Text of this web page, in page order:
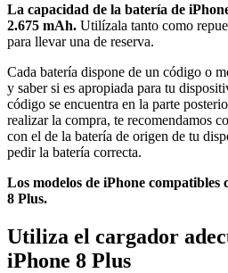
La capacidad de la batería de
2.675 mAh. Utilízala tanto como
para llevar una de reserva.
Cada batería dispone de un código o
y saber si es apropiada para tu
código se encuentra en la parte
realizar la compra, te recomendamos
con el de la batería de origen de tu
pedir la batería correcta.
Los modelos de iPhone compatibles
8 Plus.
Utiliza el cargador
iPhone 8 Plus